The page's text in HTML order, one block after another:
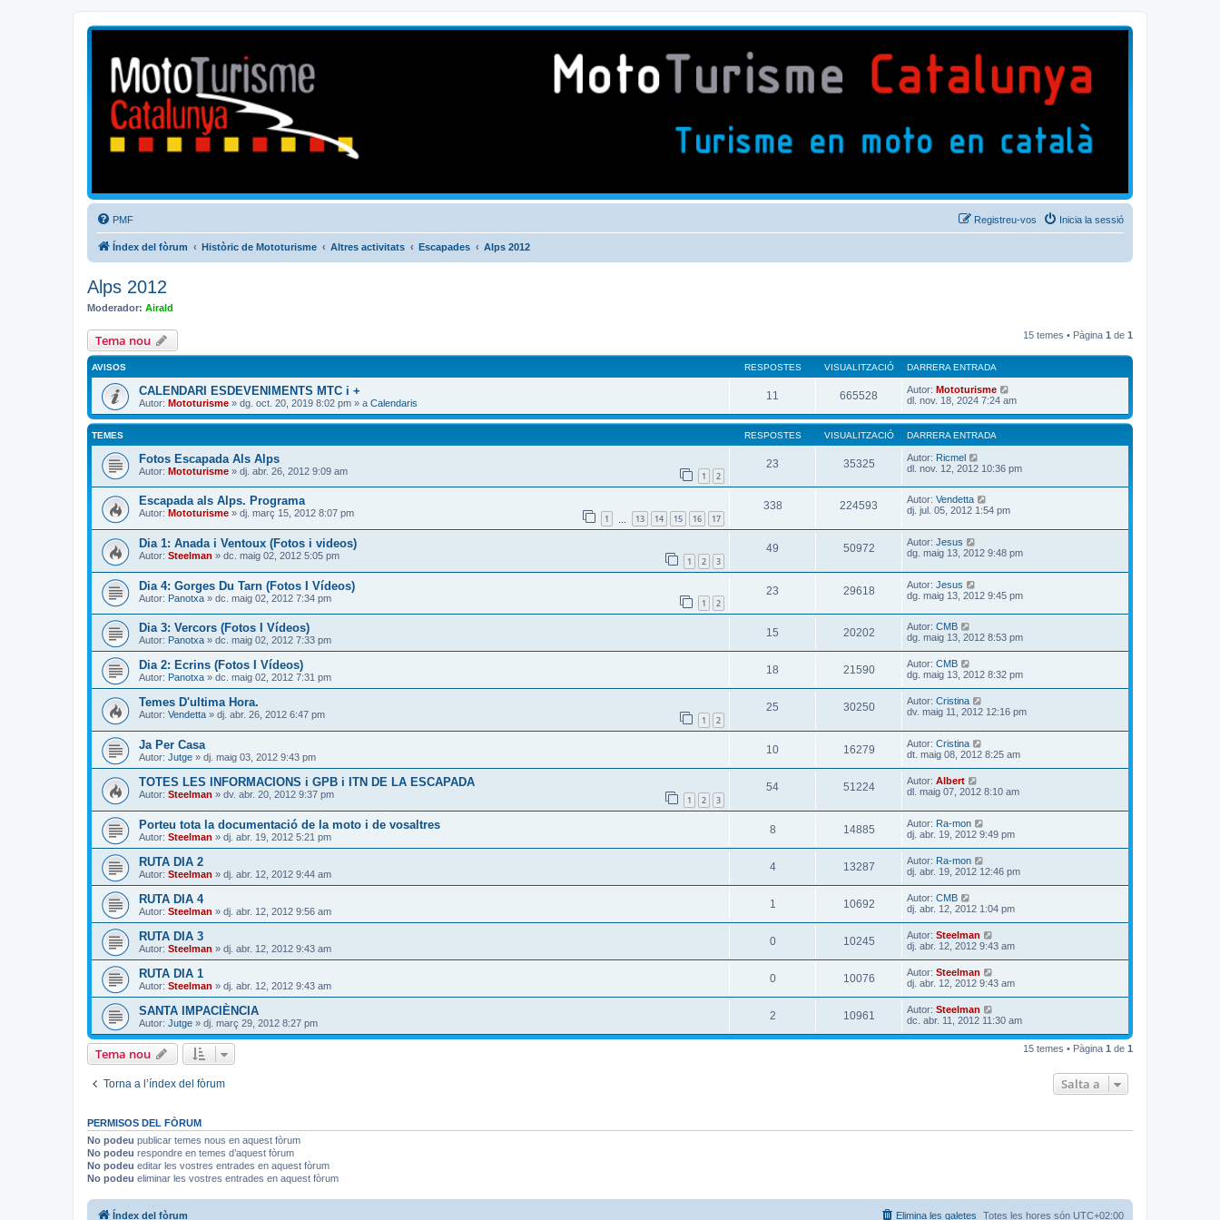
Mototurisme
Turisme en moto en català
PMF Inicia la sessió
Registreu-vos
Índex del fòrum Històric de Mototurisme Altres activitats Escapades Alps 2012
Alps 2012
Moderador: Airald
Tema nou 15 temes • Pàgina 1 de 1
AVISOS RESPOSTES VISUALITZACIÓ DARRERA ENTRADA
CALENDARI ESDEVENIMENTS MTC i +
Autor: Mototurisme » dg. oct. 20, 2019 8:02 pm » a Calendaris
11 665528 Autor: Mototurisme
dl. nov. 18, 2024 7:24 am
TEMES RESPOSTES VISUALITZACIÓ DARRERA ENTRADA
Fotos Escapada Als Alps
Autor: Mototurisme » dj. abr. 26, 2012 9:09 am 1 2
23 35325 Autor: Ricmel
dl. nov. 12, 2012 10:36 pm
Escapada als Alps. Programa
Autor: Mototurisme » dj. març 15, 2012 8:07 pm 1 13 14 15 16 17
338 224593 Autor: Vendetta
dj. jul. 05, 2012 1:54 pm
Dia 1: Anada i Ventoux (Fotos i videos)
Autor: Steelman » dc. maig 02, 2012 5:05 pm 1 2 3
49 50972 Autor: Jesus
dg. maig 13, 2012 9:48 pm
Dia 4: Gorges Du Tarn (Fotos I Vídeos)
Autor: Panotxa » dc. maig 02, 2012 7:34 pm 1 2
23 29618 Autor: Jesus
dg. maig 13, 2012 9:45 pm
Dia 3: Vercors (Fotos I Vídeos)
Autor: Panotxa » dc. maig 02, 2012 7:33 pm
15 20202 Autor: CMB
dg. maig 13, 2012 8:53 pm
Dia 2: Ecrins (Fotos I Vídeos)
Autor: Panotxa » dc. maig 02, 2012 7:31 pm
18 21590 Autor: CMB
dg. maig 13, 2012 8:32 pm
Temes D'ultima Hora.
Autor: Vendetta » dj. abr. 26, 2012 6:47 pm 1 2
25 30250 Autor: Cristina
dv. maig 11, 2012 12:16 pm
Ja Per Casa
Autor: Jutge » dj. maig 03, 2012 9:43 pm
10 16279 Autor: Cristina
dt. maig 08, 2012 8:25 am
TOTES LES INFORMACIONS i GPB i ITN DE LA ESCAPADA
Autor: Steelman » dv. abr. 20, 2012 9:37 pm 1 2 3
54 51224 Autor: Albert
dl. maig 07, 2012 8:10 am
Porteu tota la documentació de la moto i de vosaltres
Autor: Steelman » dj. abr. 19, 2012 5:21 pm
8 14885 Autor: Ra-mon
dj. abr. 19, 2012 9:49 pm
RUTA DIA 2
Autor: Steelman » dj. abr. 12, 2012 9:44 am
4 13287 Autor: Ra-mon
dj. abr. 19, 2012 12:46 pm
RUTA DIA 4
Autor: Steelman » dj. abr. 12, 2012 9:56 am
1 10692 Autor: CMB
dj. abr. 12, 2012 1:04 pm
RUTA DIA 3
Autor: Steelman » dj. abr. 12, 2012 9:43 am
0 10245 Autor: Steelman
dj. abr. 12, 2012 9:43 am
RUTA DIA 1
Autor: Steelman » dj. abr. 12, 2012 9:43 am
0 10076 Autor: Steelman
dj. abr. 12, 2012 9:43 am
SANTA IMPACIÈNCIA
Autor: Jutge » dj. març 29, 2012 8:27 pm
2 10961 Autor: Steelman
dc. abr. 11, 2012 11:30 am
Tema nou 15 temes • Pàgina 1 de 1
Torna a l’índex del fòrum Salta a
PERMISOS DEL FÒRUM
No podeu publicar temes nous en aquest fòrum
No podeu respondre en temes d’aquest fòrum
No podeu editar les vostres entrades en aquest fòrum
No podeu eliminar les vostres entrades en aquest fòrum
Índex del fòrum Totes les hores són UTC+02:00
Elimina les galetes